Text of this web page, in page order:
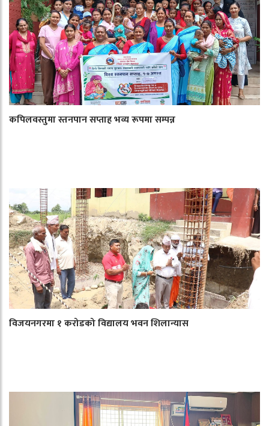
कपिलवस्तुमा स्तनपान सप्ताह भव्य रूपमा सम्पन्न
विजयनगरमा १ करोडको विद्यालय भवन शिलान्यास